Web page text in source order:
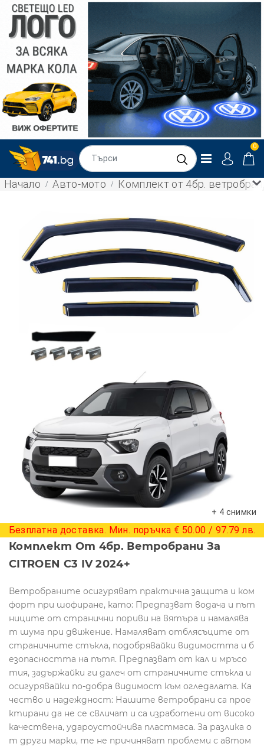
0
Начало Авто-мото Комплект от 4бр.
+ 4 снимки
Безплатна доставка. Мин. поръчка € 50.00 / 97.79 лв.
Комплект От 4бр. Ветробрани За
CITROEN C3 IV 2024+
Ветробраните осигуряват практична защита и ком
форт при шофиране, като: Предпазват водача и път
ниците от странични пориви на вятъра и намалява
т шума при движение. Намаляват отблясъците от
страничните стъкла, подобрявайки видимостта и б
езопасността на пътя. Предпазват от кал и мръсо
тия, задържайки ги далеч от страничните стъкла и
осигурявайки по-добра видимост към огледалата. Ка
чество и надеждност: Нашите ветробрани са прое
ктирани да не се свличат и са изработени от високо
качествена, удароустойчива пластмаса. За разлика о
т други марки, те не причиняват проблеми с автом